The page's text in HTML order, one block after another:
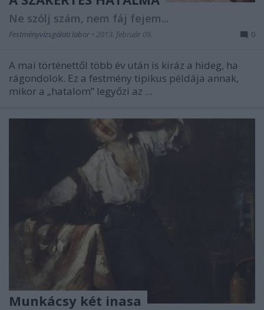
Ne szólj szám, nem fáj fejem...
Festményvizsgálati labor • 2013. február 09. 0
A mai történettől több év után is kiráz a hideg, ha
rágondolok. Ez a festmény tipikus példája annak,
mikor a „hatalom” legyőzi az ...
Munkácsy két inasa